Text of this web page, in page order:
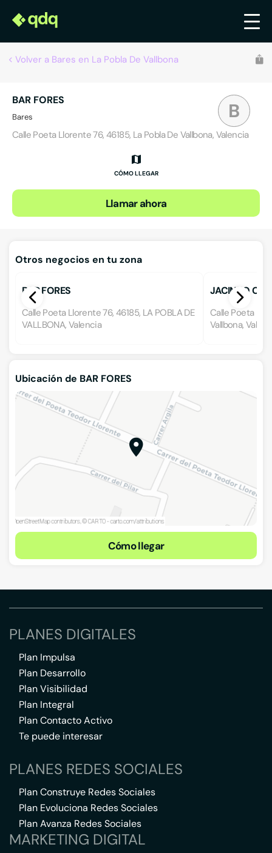
Volver a Bares en La Pobla De Vallbona
B
BAR FORES
Bares
Calle Poeta Llorente 76, 46185, La Pobla De Vallbona, Valencia
CÓMO LLEGAR
Llamar ahora
Otros negocios en tu zona
BAR FORES
Calle Poeta Llorente 76, 46185, LA POBLA DE
VALLBONA, Valencia
JACINTO
Calle Poeta
Vallbona,
Ubicación de BAR FORES
Cómo llegar
PLANES DIGITALES
Plan Impulsa
Plan Desarrollo
Plan Visibilidad
Plan Integral
Plan Contacto Activo
Te puede interesar
PLANES REDES SOCIALES
Plan Construye Redes Sociales
Plan Evoluciona Redes Sociales
Plan Avanza Redes Sociales
MARKETING DIGITAL